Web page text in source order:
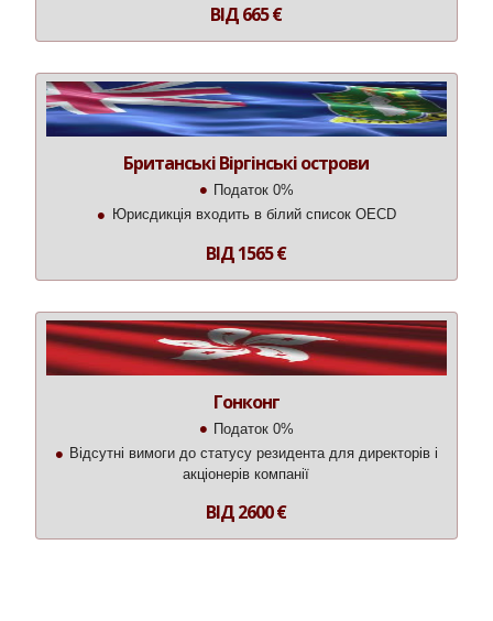
ВІД 665 €
Британські Віргінські острови
Податок 0%
Юрисдикція входить в білий список OECD
ВІД 1565 €
Гонконг
Податок 0%
Відсутні вимоги до статусу резидента для директорів і
акціонерів компанії
ВІД 2600 €